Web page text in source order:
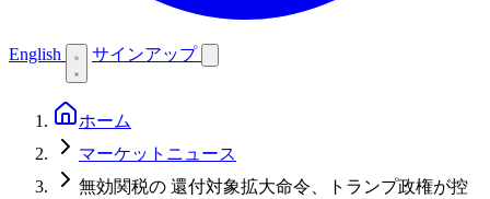
English サインアップ
ホーム
マーケットニュース
無効関税の 還付対象拡大命令、トランプ政権が控